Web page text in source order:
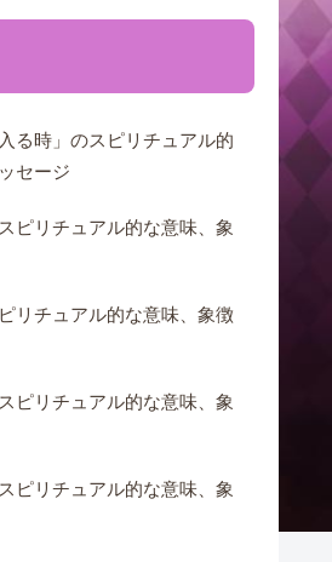
る時」のスピリチュアル的
セージ
ピリチュアル的な意味、象
リチュアル的な意味、象徴
ピリチュアル的な意味、象
ピリチュアル的な意味、象